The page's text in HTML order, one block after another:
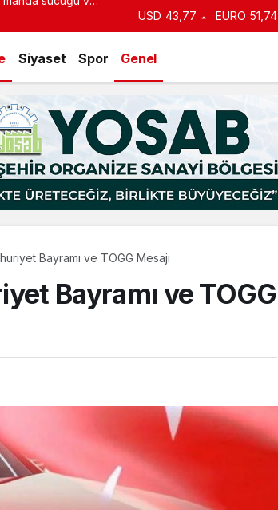
USD 43,77 EURO 51,74
Siyaset Spor Genel
Bayramı ve TOGG Mesajı
Bayramı ve TOGG